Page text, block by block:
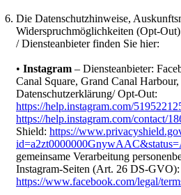
Die Datenschutzhinweise,
Widerspruchmöglichkeiten (Opt-
/ Diensteanbieter finden Sie hier:
• Instagram – Diensteanbieter:
Canal Square, Grand Canal
Datenschutzerklärung/ Opt-Out:
https://help.instagram.com/
https://help.instagram.com/contact/
Shield: https://
gemeinsame Verarbeitung
Instagram-Seiten (Art. 26 DS-GVO):
https://www.facebook.com/legal/